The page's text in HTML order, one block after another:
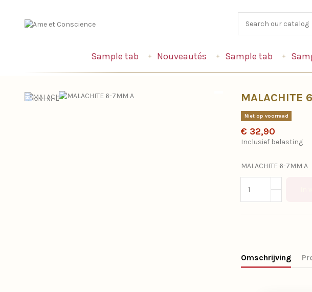
Sample tab Nouveautés Sample tab
MALACHITE
Niet op voorraad
€ 32,90
Inclusief belasting
MALACHITE 6-7MM A
Omschrijving